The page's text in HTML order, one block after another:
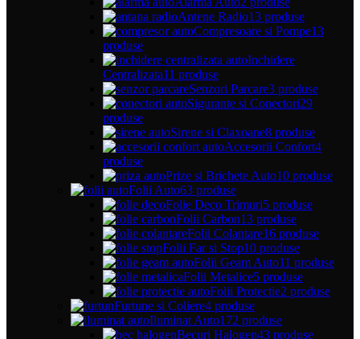
Antene Radio13 produse
Compresoare si Pompe13
produse
Inchidere
Centralizata11 produse
Senzori Parcare3 produse
Sigurante si Conectori29
produse
Sirene si Claxoane8 produse
Accesorii Confort4
produse
Prize si Brichete Auto10 produse
Folii Auto63 produse
Folie Deco Trimuri5 produse
Folii Carbon13 produse
Folii Colantare16 produse
Folii Far si Stop10 produse
Folii Geam Auto11 produse
Folii Metalice5 produse
Folii Protectie2 produse
Furtune si Coliere4 produse
Iluminat Auto172 produse
Becuri Halogen43 produse